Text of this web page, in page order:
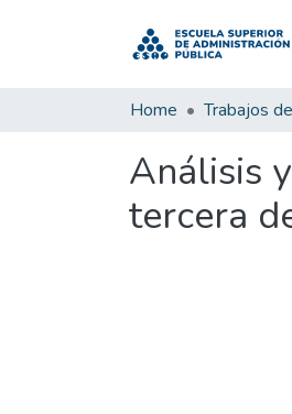
Home Trabajos
Análisis
tercera